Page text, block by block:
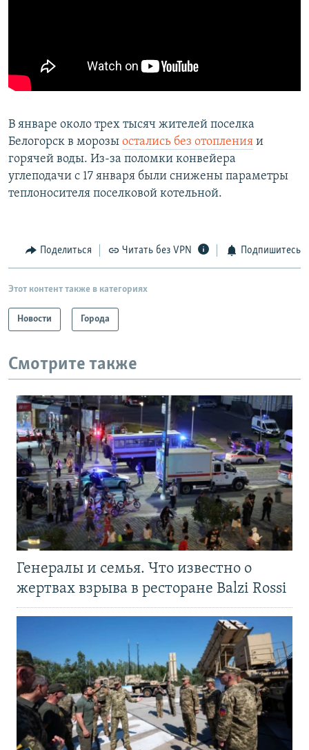
В январе около трех тысяч жителей поселка
Белогорск в морозы остались без отопления и
горячей воды. Из-за поломки конвейера
углеподачи с 17 января были снижены параметры
теплоносителя поселковой котельной.
Поделиться Читать без VPN Подпишитесь
Этот контент также в категориях
Новости Города
Смотрите также
Генералы и семья. Что известно о
жертвах взрыва в ресторане Balzi Rossi